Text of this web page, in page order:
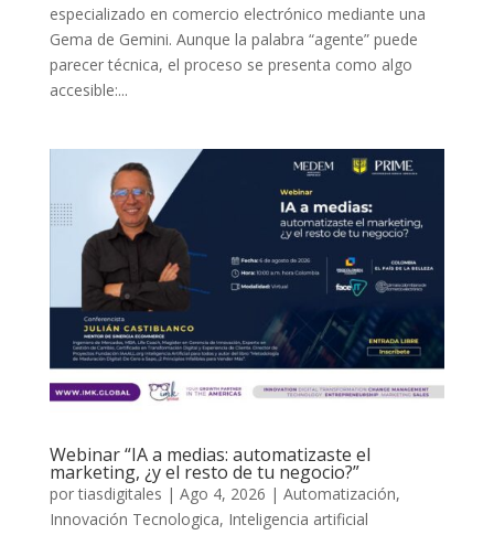
especializado en comercio electrónico mediante una
Gema de Gemini. Aunque la palabra “agente” puede
parecer técnica, el proceso se presenta como algo
accesible:...
Webinar “IA a medias: automatizaste el
marketing, ¿y el resto de tu negocio?”
portiasdigitales | Ago 4, 2026 | Automatización,
Innovación Tecnologica, Inteligencia artificial